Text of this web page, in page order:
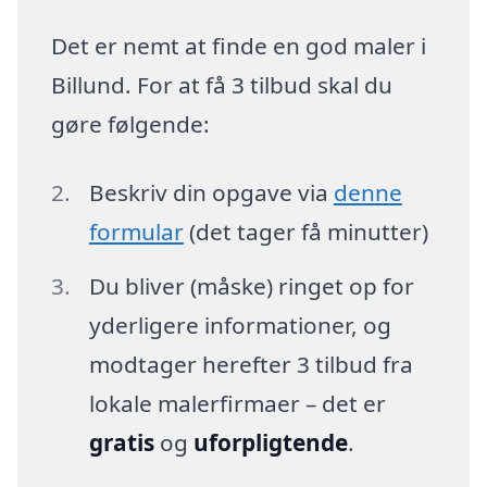
Det er nemt at finde en god maler i
Billund. For at få 3 tilbud skal du
gøre følgende:
Beskriv din opgave via denne
formular(det tager få minutter)
Du bliver (måske) ringet op for
yderligere informationer, og
modtager herefter 3 tilbud fra
lokale malerfirmaer – det er
gratisog uforpligtende.